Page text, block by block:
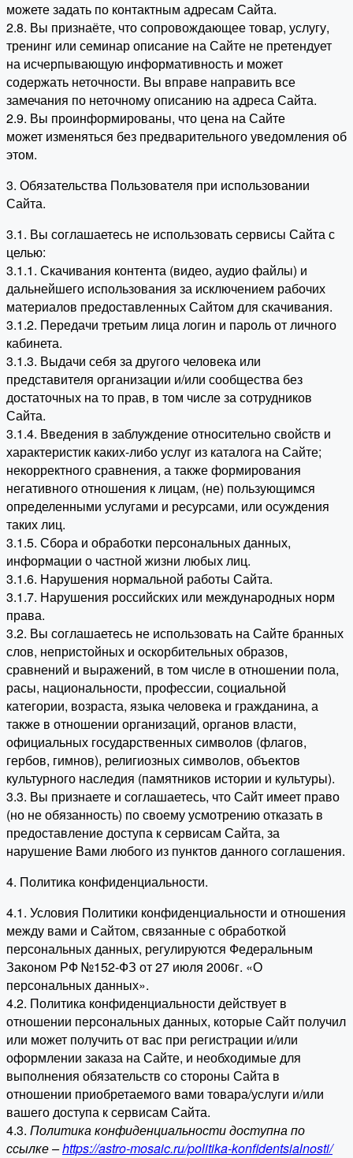
можете задать по контактным адресам Сайта.
2.8. Вы признаёте, что сопровождающее товар, услугу,
тренинг или семинар описание на Сайте не претендует
на исчерпывающую информативность и может
содержать неточности. Вы вправе направить все
замечания по неточному описанию на адреса Сайта.
2.9. Вы проинформированы, что цена на Сайте
может изменяться без предварительного уведомления об
этом.
3. Обязательства Пользователя при использовании
Сайта.
3.1. Вы соглашаетесь не использовать сервисы Сайта с
целью:
3.1.1. Скачивания контента (видео, аудио файлы) и
дальнейшего использования за исключением рабочих
материалов предоставленных Сайтом для скачивания.
3.1.2. Передачи третьим лица логин и пароль от личного
кабинета.
3.1.3. Выдачи себя за другого человека или
представителя организации и/или сообщества без
достаточных на то прав, в том числе за сотрудников
Сайта.
3.1.4. Введения в заблуждение относительно свойств и
характеристик каких-либо услуг из каталога на Сайте;
некорректного сравнения, а также формирования
негативного отношения к лицам, (не) пользующимся
определенными услугами и ресурсами, или осуждения
таких лиц.
3.1.5. Сбора и обработки персональных данных,
информации о частной жизни любых лиц.
3.1.6. Нарушения нормальной работы Сайта.
3.1.7. Нарушения российских или международных норм
права.
3.2. Вы соглашаетесь не использовать на Сайте бранных
слов, непристойных и оскорбительных образов,
сравнений и выражений, в том числе в отношении пола,
расы, национальности, профессии, социальной
категории, возраста, языка человека и гражданина, а
также в отношении организаций, органов власти,
официальных государственных символов (флагов,
гербов, гимнов), религиозных символов, объектов
культурного наследия (памятников истории и культуры).
3.3. Вы признаете и соглашаетесь, что Сайт имеет право
(но не обязанность) по своему усмотрению отказать в
предоставление доступа к сервисам Сайта, за
нарушение Вами любого из пунктов данного соглашения.
4. Политика конфиденциальности.
4.1. Условия Политики конфиденциальности и отношения
между вами и Сайтом, связанные с обработкой
персональных данных, регулируются Федеральным
Законом РФ №152-ФЗ от 27 июля 2006г. «О
персональных данных».
4.2. Политика конфиденциальности действует в
отношении персональных данных, которые Сайт получил
или может получить от вас при регистрации и/или
оформлении заказа на Сайте, и необходимые для
выполнения обязательств со стороны Сайта в
отношении приобретаемого вами товара/услуги и/или
вашего доступа к сервисам Сайта.
4.3. Политика конфиденциальности доступна по
ссылке –https://astro-mosaic.ru/politika-konfidentsialnosti/